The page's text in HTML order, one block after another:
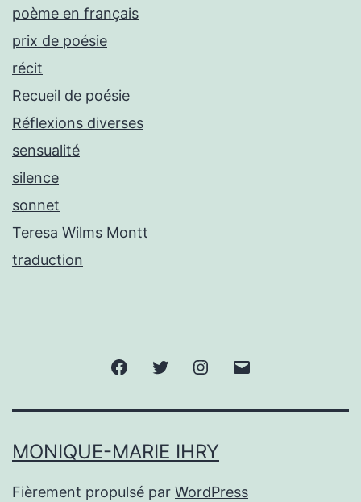
poème en français
prix de poésie
récit
Recueil de poésie
Réflexions diverses
sensualité
silence
sonnet
Teresa Wilms Montt
traduction
FacebookTwitter Instagram
MONIQUE-MARIE IHRY
Fièrement propulsé par WordPress